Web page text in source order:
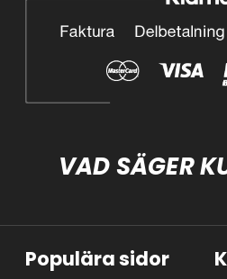
VAD SÄGER
Populära sidor